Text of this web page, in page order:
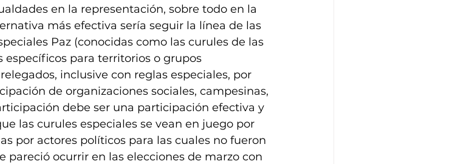
en la representación, sobre todo en la
más efectiva sería seguir la línea de las
Paz (conocidas como las curules de las
específicos para territorios o grupos
inclusive con reglas especiales, por
de organizaciones sociales, campesinas,
debe ser una participación efectiva y
las curules especiales se vean en juego por
por actores políticos para las cuales no fueron
ocurrir en las elecciones de marzo con